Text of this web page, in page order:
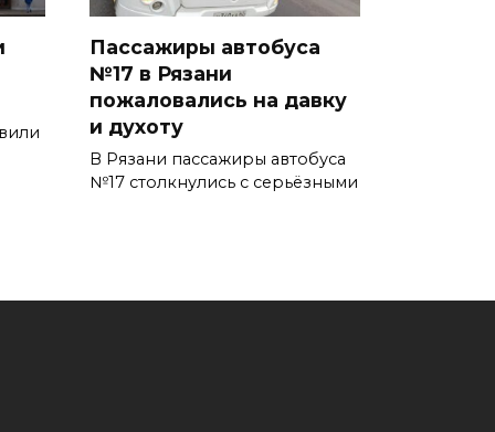
Пассажиры автобуса
№17 в Рязани
пожаловались на давку
и духоту
В Рязани пассажиры автобуса
№17 столкнулись с серьёзными